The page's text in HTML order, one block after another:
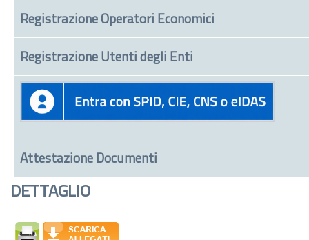
Registrazione Operatori Economici
Registrazione Utenti degli Enti
Attestazione Documenti
DETTAGLIO